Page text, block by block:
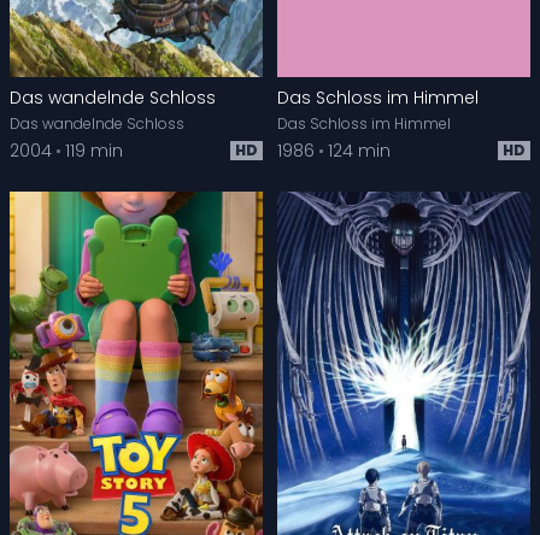
Das wandelnde Schloss
Das wandelnde Schloss
2004 119 min HD
Das Schloss im Himmel
Das Schloss im Himmel
1986 124 min HD